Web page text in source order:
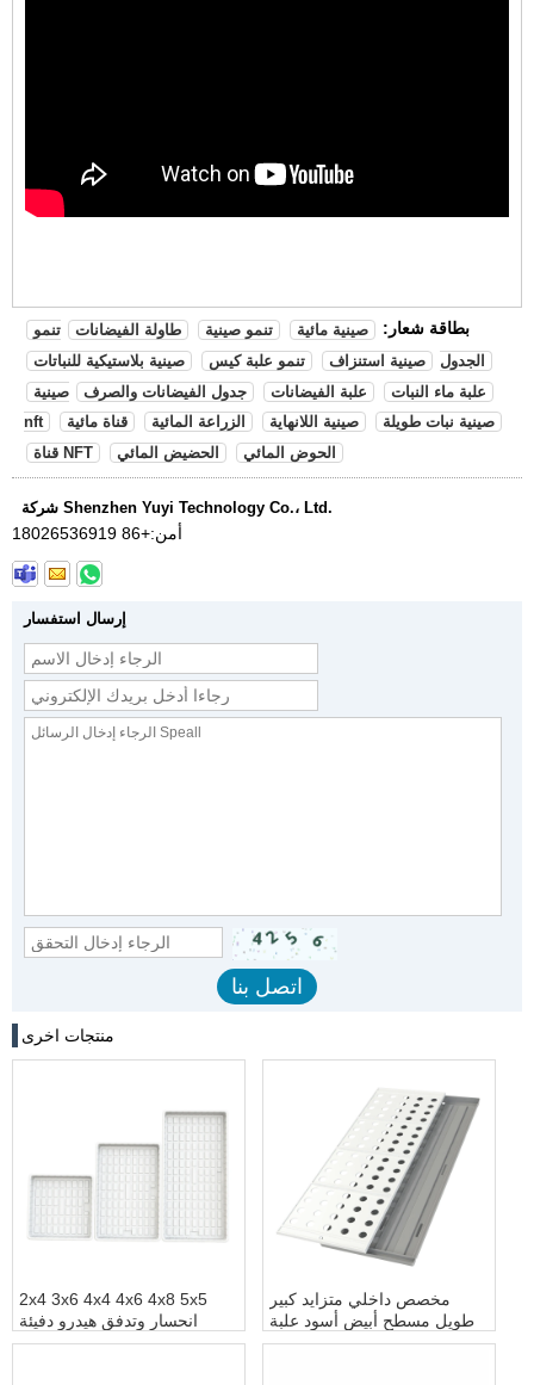
بطاقة شعار: صينية مائية تنمو صينية طاولة الفيضانات
تنمو
الجدول
صينية استنزاف تنمو علبة كيس
صينية بلاستيكية للنباتات
علبة ماء النبات
علبة الفيضانات جدول الفيضانات والصرف
صينية
nft
صينية نبات طويلة صينية اللانهاية الزراعة المائية
قناة مائية
قناة NFT
الحوض المائي الحضيض المائي
شركة Shenzhen Yuyi Technology Co.، Ltd.
أمن:+86 18026536919
إرسال استفسار
منتجات اخرى
2x4 3x6 4x4 4x6 4x8 5x5
انحسار وتدفق هيدرو دفيئة
طاولة الفيضانات المائية العميقة
مخصص داخلي متزايد كبير
طويل مسطح أبيض أسود علبة
بلاستيكية مائية للنباتات